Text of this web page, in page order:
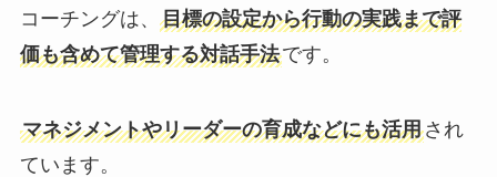
コーチングは、 目標の設定から行動の実践まで評
価も含めて管理する対話手法です。
マネジメントやリーダーの育成などにも活用され
ています。